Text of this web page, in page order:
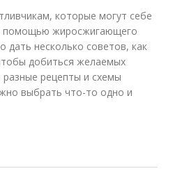
которые могут себе
помощью жиросжигающего
несколько советов, как
добиться желаемых
рецепты и схемы
выбрать что-то одно и